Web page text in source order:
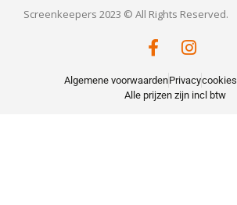
Screenkeepers 2023 © All Rights Reserved.
Algemene voorwaardenPrivacycookies
Alle prijzen zijn incl btw